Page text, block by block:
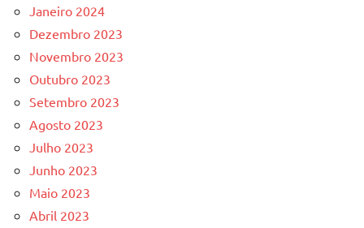
Janeiro 2024
Dezembro 2023
Novembro 2023
Outubro 2023
Setembro 2023
Agosto 2023
Julho 2023
Junho 2023
Maio 2023
Abril 2023